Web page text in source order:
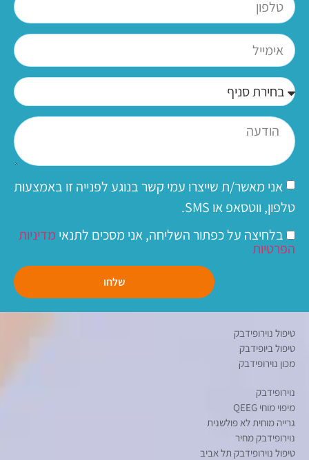
אני מאשר/ת שייצרו עמי קשר בנוגע לפנייה זו באמצעות
טלפון, ווטסאפ או SMS.
בלחיצה על כפתור השליחה, אני מסכים לתנאי מדיניות
הפרטיות
שלחו
טיפול נוירופידבק
טיפול ביופידבק
מכון נוירופידבק
נוירופידבק
מיפוי מוחי QEEG
גרייה מוחית לא פולשנית
נוירופידבק מחיר
טיפול נוירופידבק תל אביב